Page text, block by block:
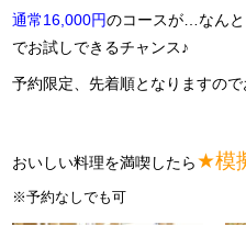
通常16,000円のコースが…なんと
でお試しできるチャンス♪
予約限定、先着順となりますの
おいしい料理を満喫したら★模
※予約なしでも可